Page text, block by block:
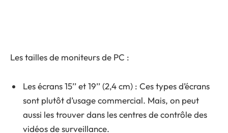
Les tailles de moniteurs de PC :
Les écrans 15’’ et 19’’ (2,4 cm) : Ces types d’écrans
sont plutôt d’usage commercial. Mais, on peut
aussi les trouver dans les centres de contrôle des
vidéos de surveillance.